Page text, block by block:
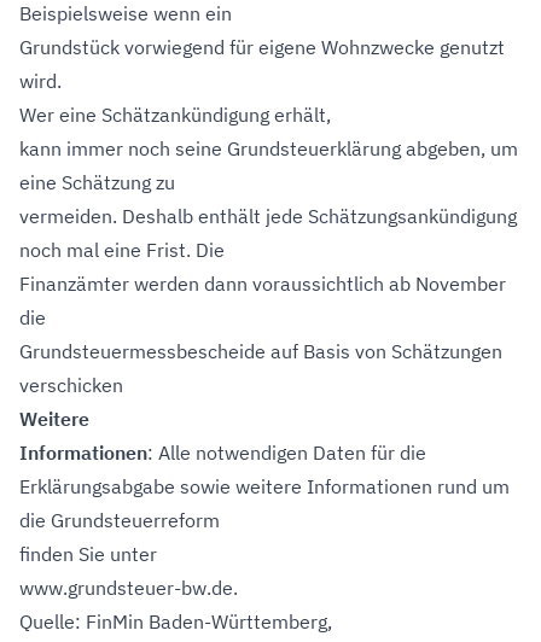
Beispielsweise wenn ein
Grundstück vorwiegend für eigene Wohnzwecke genutzt
wird.
Wer eine Schätzankündigung erhält,
kann immer noch seine Grundsteuerklärung abgeben, um
eine Schätzung zu
vermeiden. Deshalb enthält jede Schätzungsankündigung
noch mal eine Frist. Die
Finanzämter werden dann voraussichtlich ab November
die
Grundsteuermessbescheide auf Basis von Schätzungen
verschicken
Weitere
Informationen: Alle notwendigen Daten für die
Erklärungsabgabe sowie weitere Informationen rund um
die Grundsteuerreform
finden Sie unter
www.grundsteuer-bw.de.
Quelle: FinMin Baden-Württemberg,